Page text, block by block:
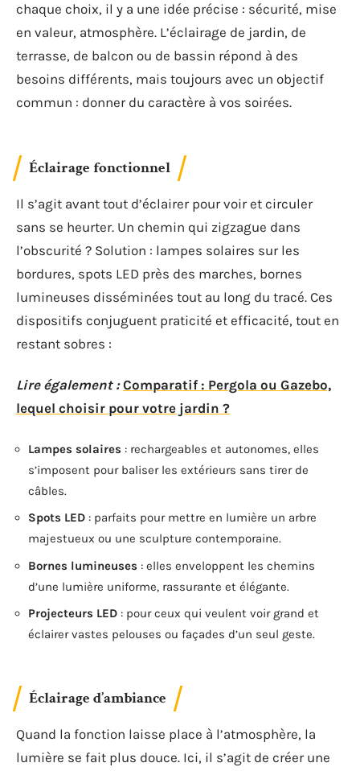
chaque choix, il y a une idée précise : sécurité, mise
en valeur, atmosphère. L’éclairage de jardin, de
terrasse, de balcon ou de bassin répond à des
besoins différents, mais toujours avec un objectif
commun : donner du caractère à vos soirées.
Éclairage fonctionnel
Il s’agit avant tout d’éclairer pour voir et circuler
sans se heurter. Un chemin qui zigzague dans
l’obscurité ? Solution : lampes solaires sur les
bordures, spots LED près des marches, bornes
lumineuses disséminées tout au long du tracé. Ces
dispositifs conjuguent praticité et efficacité, tout en
restant sobres :
Lire également : Comparatif : Pergola ou Gazebo,
lequel choisir pour votre jardin ?
Lampes solaires : rechargeables et autonomes, elles
s’imposent pour baliser les extérieurs sans tirer de
câbles.
Spots LED : parfaits pour mettre en lumière un arbre
majestueux ou une sculpture contemporaine.
Bornes lumineuses : elles enveloppent les chemins
d’une lumière uniforme, rassurante et élégante.
Projecteurs LED : pour ceux qui veulent voir grand et
éclairer vastes pelouses ou façades d’un seul geste.
Éclairage d’ambiance
Quand la fonction laisse place à l’atmosphère, la
lumière se fait plus douce. Ici, il s’agit de créer une